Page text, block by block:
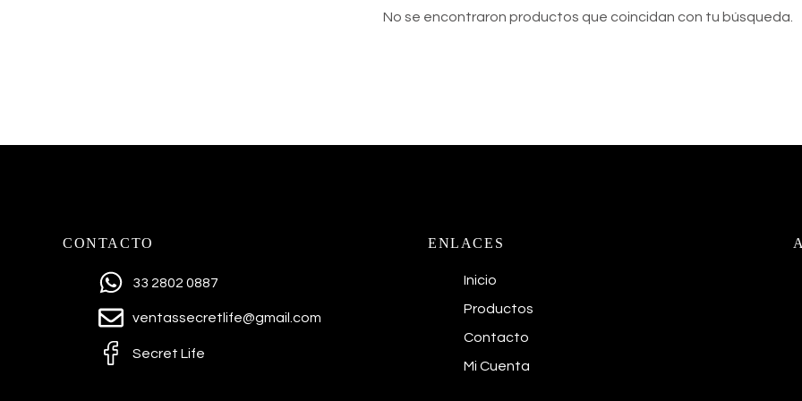
No se encontraron productos que coincidan con tu búsqueda.
CONTACTO
33 2802 0887
ventassecretlife@gmail.com
Secret Life
ENLACES
Inicio
Productos
Contacto
Mi Cuenta